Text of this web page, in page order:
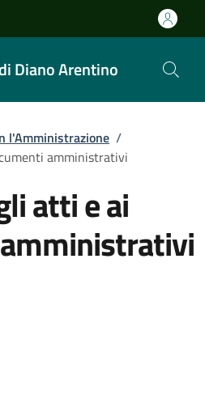
Diano Arentino
l'Amministrazione /
amministrativi
atti e ai